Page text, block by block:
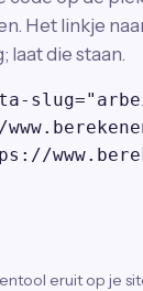
Het linkje
laat die staan.
eruit op je